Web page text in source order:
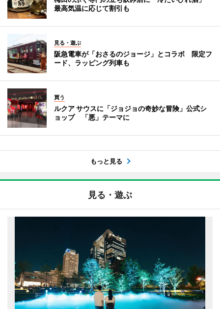
最高気温に応じて割引も
見る・遊ぶ
阪急電車が「おさるのジョージ」とコラボ 限定フ
ード、ラッピング列車も
買う
ルクア サウスに「ジョジョの奇妙な冒険」公式シ
ョップ 「悪」テーマに
もっと見る
見る・遊ぶ